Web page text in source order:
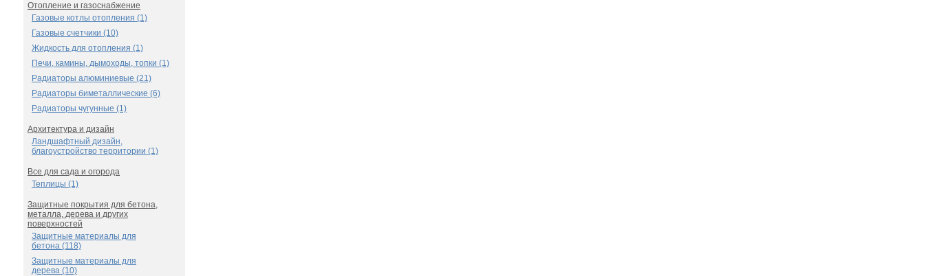
Отопление и газоснабжение
Газовые котлы отопления (1)
Газовые счетчики (10)
Жидкость для отопления (1)
Печи, камины, дымоходы, топки (1)
Радиаторы алюминиевые (21)
Радиаторы биметаллические (6)
Радиаторы чугунные (1)
Архитектура и дизайн
Ландшафтный дизайн,
благоустройство территории (1)
Все для сада и огорода
Теплицы (1)
Защитные покрытия для бетона,
металла, дерева и других
поверхностей
Защитные материалы для
бетона (118)
Защитные материалы для
дерева (10)